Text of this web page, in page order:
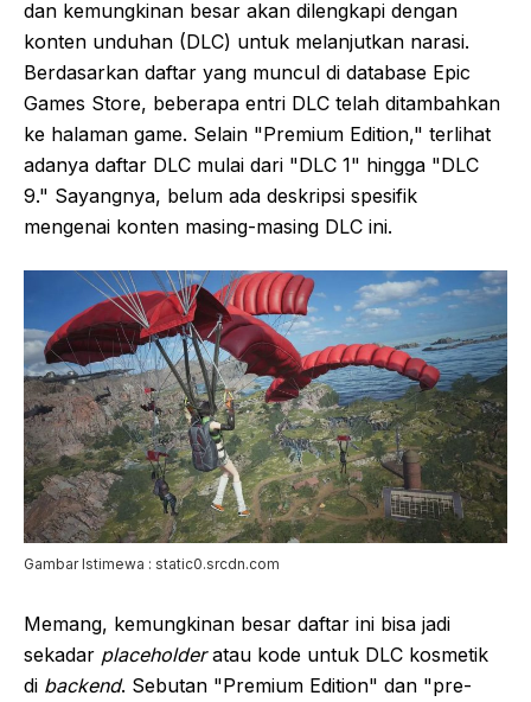
dan kemungkinan besar akan dilengkapi dengan
konten unduhan (DLC) untuk melanjutkan narasi.
Berdasarkan daftar yang muncul di database Epic
Games Store, beberapa entri DLC telah ditambahkan
ke halaman game. Selain "Premium Edition," terlihat
adanya daftar DLC mulai dari "DLC 1" hingga "DLC
9." Sayangnya, belum ada deskripsi spesifik
mengenai konten masing-masing DLC ini.
Gambar Istimewa : static0.srcdn.com
Memang, kemungkinan besar daftar ini bisa jadi
sekadar placeholderatau kode untuk DLC kosmetik
di backend. Sebutan "Premium Edition" dan "pre-